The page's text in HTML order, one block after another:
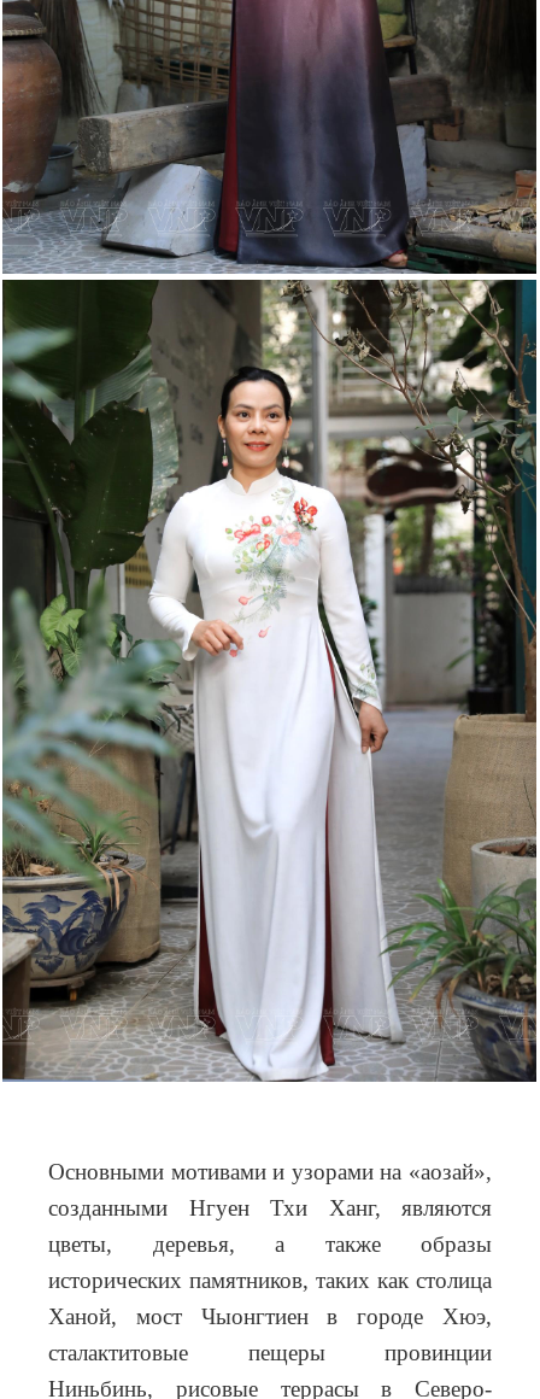
Основными мотивами и узорами на «аозай»,
созданными Нгуен Тхи Ханг, являются
цветы, деревья, а также образы
исторических памятников, таких как столица
Ханой, мост Чыонгтиен в городе Хюэ,
сталактитовые пещеры провинции
Ниньбинь, рисовые террасы в Северо-